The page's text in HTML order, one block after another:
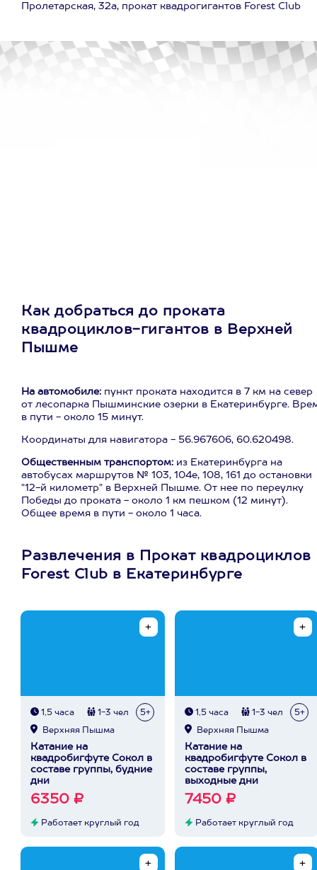
Пролетарская, 32а, прокат квадрогигантов Forest Club
Как добраться до проката
квадроциклов-гигантов в Верхней
Пышме
На автомобиле: пункт проката находится в 7 км на север
от лесопарка Пышминские озерки в Екатеринбурге.
в пути - около 15 минут.
Координаты для навигатора - 56.967606, 60.620498.
Общественным транспортом: из Екатеринбурга на
автобусах маршрутов № 103, 104е, 108, 161 до остановки
"12-й километр" в Верхней Пышме. От нее по переулку
Победы до проката - около 1 км пешком (12 минут).
Общее время в пути - около 1 часа.
Развлечения в Прокат квадроциклов
Forest Club в Екатеринбурге
1,5 часа 1-3 чел 5+
Верхняя Пышма
Катание на
квадробигфуте Сокол в
составе группы, будние
дни
6350 ₽
Работает круглый год
1,5 часа 1-3 чел 5+
Верхняя Пышма
Катание на
квадробигфуте Сокол в
составе группы,
выходные дни
7450 ₽
Работает круглый год